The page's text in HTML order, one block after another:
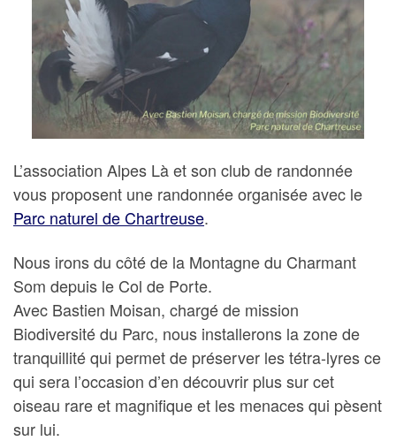
L’association Alpes Là et son club de randonnée
vous proposent une randonnée organisée avec le
Parc naturel de Chartreuse.
Nous irons du côté de la Montagne du Charmant
Som depuis le Col de Porte.
Avec Bastien Moisan, chargé de mission
Biodiversité du Parc, nous installerons la zone de
tranquillité qui permet de préserver les tétra-lyres ce
qui sera l’occasion d’en découvrir plus sur cet
oiseau rare et magnifique et les menaces qui pèsent
sur lui.